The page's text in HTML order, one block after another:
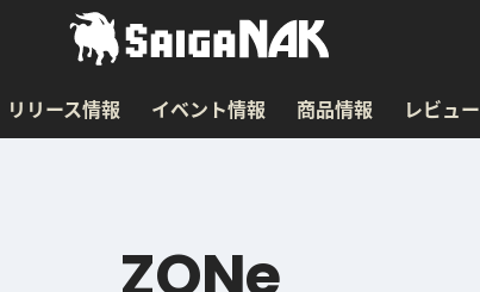
リリース情報 イベント情報 商品情報 レビュー